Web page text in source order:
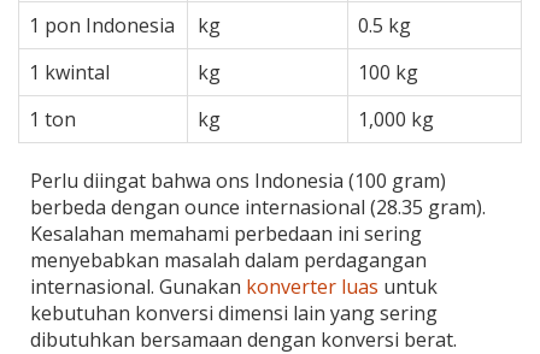
1 pon Indonesia kg
0.5 kg
1 kwintal
kg
100 kg
1 ton
kg 1,000 kg
Perlu diingat bahwa ons Indonesia (100 gram)
berbeda dengan ounce internasional (28.35 gram).
Kesalahan memahami perbedaan ini sering
menyebabkan masalah dalam perdagangan
internasional. Gunakan konverter luas untuk
kebutuhan konversi dimensi lain yang sering
dibutuhkan bersamaan dengan konversi berat.